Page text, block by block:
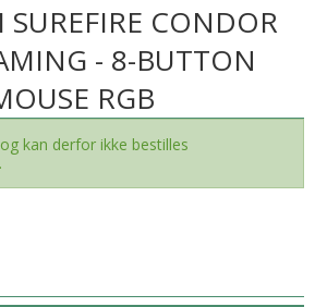
SUREFIRE CONDOR
- 8-BUTTON
RGB
kan derfor ikke bestilles